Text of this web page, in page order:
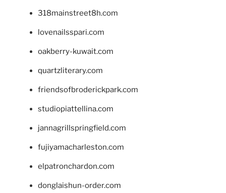
318mainstreet8h.com
lovenailsspari.com
oakberry-kuwait.com
quartzliterary.com
friendsofbroderickpark.com
studiopiattellina.com
jannagrillspringfield.com
fujiyamacharleston.com
elpatronchardon.com
donglaishun-order.com